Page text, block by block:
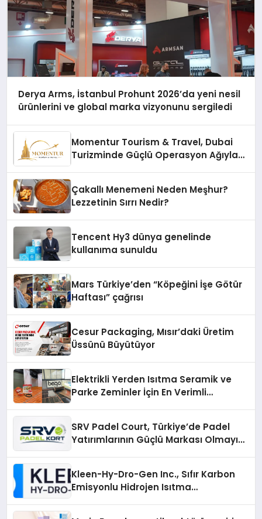
Derya Arms, İstanbul Prohunt 2026’da yeni nesil
ürünlerini ve global marka vizyonunu sergiledi
Momentur Tourism & Travel, Dubai
Turizminde Güçlü Operasyon Ağıyla
Çakallı Menemeni Neden Meşhur?
Lezzetinin Sırrı Nedir?
Tencent Hy3 dünya genelinde
kullanıma sunuldu
Mars Türkiye’den “Köpeğini İşe Götür
Haftası” çağrısı
Cesur Packaging, Mısır’daki Üretim
Üssünü Büyütüyor
Elektrikli Yerden Isıtma Seramik ve
Parke Zeminler İçin En Verimli
SRV Padel Court, Türkiye’de Padel
Yatırımlarının Güçlü Markası Olmayı
Kleen-Hy-Dro-Gen Inc., Sıfır Karbon
Emisyonlu Hidrojen Isıtma